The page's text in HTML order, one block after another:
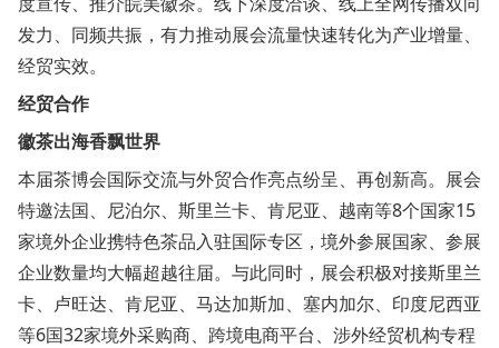
发力、同频共振，有力推动展会流量快速转化为产业增量、
经贸实效。
经贸合作
徽茶出海香飘世界
本届茶博会国际交流与外贸合作亮点纷呈、再创新高。展会
特邀法国、尼泊尔、斯里兰卡、肯尼亚、越南等8个国家15
家境外企业携特色茶品入驻国际专区，境外参展国家、参展
企业数量均大幅超越往届。与此同时，展会积极对接斯里兰
卡、卢旺达、肯尼亚、马达加斯加、塞内加尔、印度尼西亚
等6国32家境外采购商、跨境电商平台、涉外经贸机构专程